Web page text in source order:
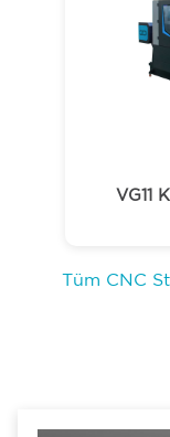
VG11
Tüm CNC